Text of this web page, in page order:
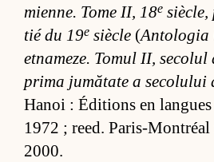
mien­ne. Tome II, 18e
tié du 19e si­ècle (
et­na­meze. To­mul II,
prima ju­mă­tate a se­co­lu­lui
Ha­noi : Édi­tions en lan­gues
1972 ; re­ed. Pa­ris-Montréal
2000.